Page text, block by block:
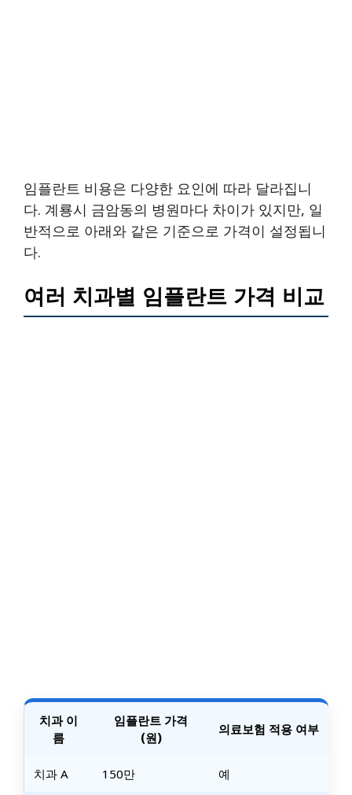
임플란트 비용은 다양한 요인에 따라 달라집니
다. 계룡시 금암동의 병원마다 차이가 있지만, 일
반적으로 아래와 같은 기준으로 가격이 설정됩니
다.
여러 치과별 임플란트 가격 비교
치과 이
름
임플란트 가격
(원)
의료보험 적용 여부
치과 A 150만 예